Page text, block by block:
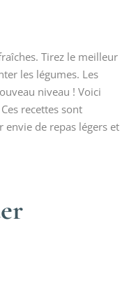
Tirez le meilleur
les légumes. Les
niveau ! Voici
recettes sont
envie de repas légers et